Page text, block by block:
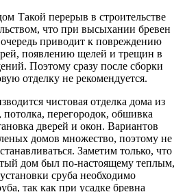
Такой перерыв в строительстве
что при высыхании бревен
очередь приводит к повреждению
появлению щелей и трещин в
Поэтому сразу после сборки
отделку не рекомендуется.
чистовая отделка дома из
потолка, перегородок, обшивка
дверей и окон. Вариантов
домов множество, поэтому не
Заметим только, что
дом был по-настоящему теплым,
сруба необходимо
так как при усадке бревна